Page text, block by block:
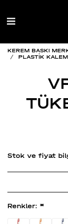
KEREM BASKI
PLASTİK
Stok ve fiyat
Renkler: *